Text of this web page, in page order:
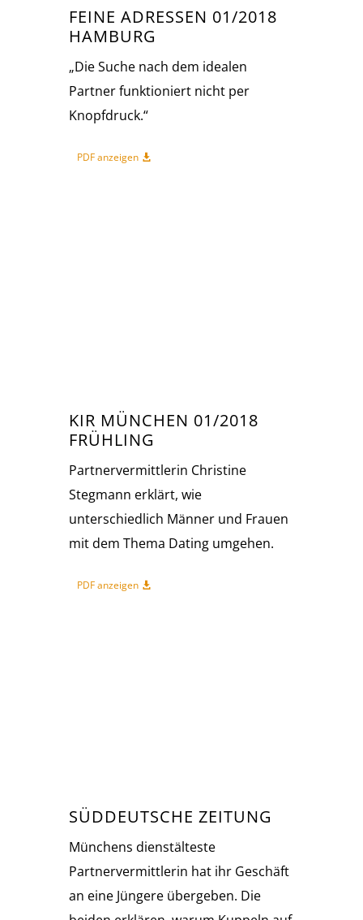
FEINE ADRESSEN 01/2018
HAMBURG
„Die Suche nach dem idealen
Partner funktioniert nicht per
Knopfdruck.“
PDF anzeigen
KIR MÜNCHEN 01/2018
FRÜHLING
Partnervermittlerin Christine
Stegmann erklärt, wie
unterschiedlich Männer und Frauen
mit dem Thema Dating umgehen.
PDF anzeigen
SÜDDEUTSCHE ZEITUNG
Münchens dienstälteste
Partnervermittlerin hat ihr Geschäft
an eine Jüngere übergeben. Die